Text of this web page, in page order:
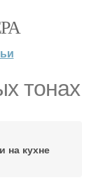
тонах
на кухне